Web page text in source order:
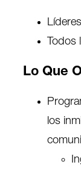
Lo Que
los